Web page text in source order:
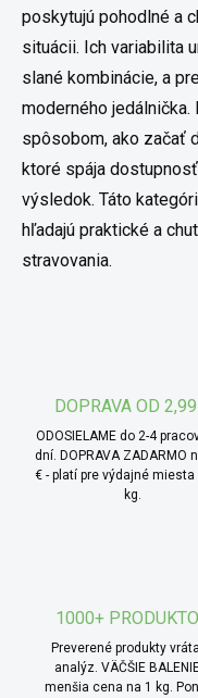
poskytujú pohodlné a
situácii. Ich variabilita
slané kombinácie, a
moderného
spôsobom, ako začať
ktoré spája
výsledok. Táto
hľadajú praktické a
stravovania.
DOPRAVA OD
ODOSIELAME do 2-4
dní. DOPRAVA ZADARMO
€ - platí pre výdajné miesta
kg.
1000+
Preverené produkty
analýz. VÄČŠIE
menšia cena na 1 kg.